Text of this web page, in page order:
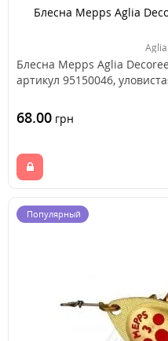
Блесна Mepps Aglia
Блесна Mepps Aglia
артикул 95150046,
68.00 грн
Популярный